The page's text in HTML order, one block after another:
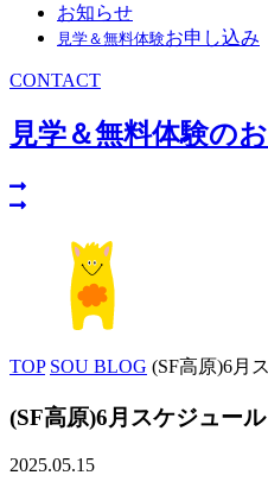
お知らせ
見学＆無料体験お申し込み
CONTACT
見学＆無料体験の
TOP SOU BLOG (SF高原)6月
(SF高原)6月スケジュール
2025.05.15